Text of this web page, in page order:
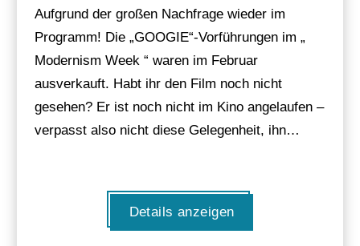
Aufgrund der großen Nachfrage wieder im
Programm! Die „GOOGIE“-Vorführungen im „
Modernism Week “ waren im Februar
ausverkauft. Habt ihr den Film noch nicht
gesehen? Er ist noch nicht im Kino angelaufen –
verpasst also nicht diese Gelegenheit, ihn…
Details anzeigen